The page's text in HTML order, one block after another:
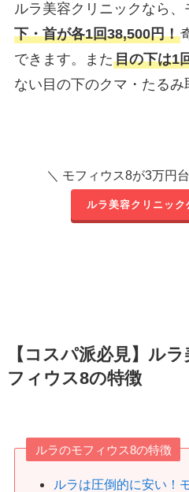
ルラ美容クリニックなら
下・首が各1回38,500円！
できます。また目の下は1
ない目の下のクマ・たるみ
＼ モフィウス8が3万円
ルラ美容クリニック
【コスパ派必見】ル
フィウス8の特徴
ルラのモフィウス8の特徴
ルラは圧倒的に安い！